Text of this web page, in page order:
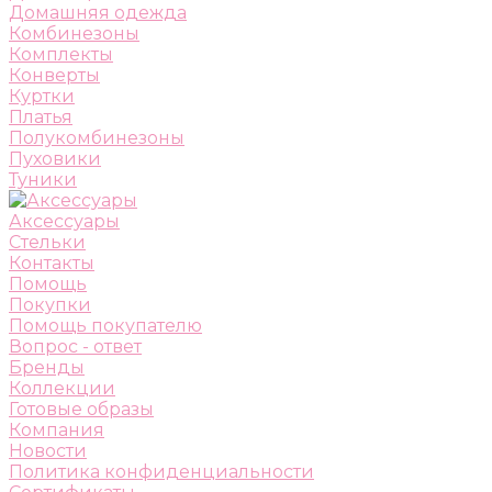
Домашняя одежда
Комбинезоны
Комплекты
Конверты
Куртки
Платья
Полукомбинезоны
Пуховики
Туники
Аксессуары
Стельки
Контакты
Помощь
Покупки
Помощь покупателю
Вопрос - ответ
Бренды
Коллекции
Готовые образы
Компания
Новости
Политика конфиденциальности